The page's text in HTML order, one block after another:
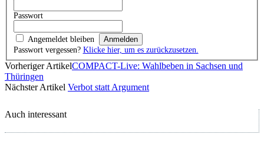
Passwort
Angemeldet bleiben
Passwort vergessen? Klicke hier, um es zurückzusetzen.
Vorheriger ArtikelCOMPACT-Live: Wahlbeben in Sachsen und
Thüringen
Nächster Artikel Verbot statt Argument
Auch interessant